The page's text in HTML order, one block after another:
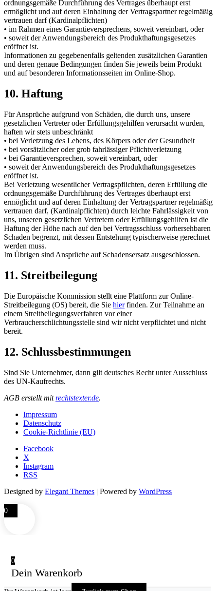
ordnungsgemäße Durchführung des Vertrages überhaupt erst
ermöglicht und auf deren Einhaltung der Vertragspartner regelmäßig
vertrauen darf (Kardinalpflichten)
• im Rahmen eines Garantieversprechens, soweit vereinbart, oder
• soweit der Anwendungsbereich des Produkthaftungsgesetzes
eröffnet ist.
Informationen zu gegebenenfalls geltenden zusätzlichen Garantien
und deren genaue Bedingungen finden Sie jeweils beim Produkt
und auf besonderen Informationsseiten im Online-Shop.
10. Haftung
Für Ansprüche aufgrund von Schäden, die durch uns, unsere
gesetzlichen Vertreter oder Erfüllungsgehilfen verursacht wurden,
haften wir stets unbeschränkt
• bei Verletzung des Lebens, des Körpers oder der Gesundheit
• bei vorsätzlicher oder grob fahrlässiger Pflichtverletzung
• bei Garantieversprechen, soweit vereinbart, oder
• soweit der Anwendungsbereich des Produkthaftungsgesetzes
eröffnet ist.
Bei Verletzung wesentlicher Vertragspflichten, deren Erfüllung die
ordnungsgemäße Durchführung des Vertrages überhaupt erst
ermöglicht und auf deren Einhaltung der Vertragspartner regelmäßig
vertrauen darf, (Kardinalpflichten) durch leichte Fahrlässigkeit von
uns, unseren gesetzlichen Vertretern oder Erfüllungsgehilfen ist die
Haftung der Höhe nach auf den bei Vertragsschluss vorhersehbaren
Schaden begrenzt, mit dessen Entstehung typischerweise gerechnet
werden muss.
Im Übrigen sind Ansprüche auf Schadensersatz ausgeschlossen.
11. Streitbeilegung
Die Europäische Kommission stellt eine Plattform zur Online-
Streitbeilegung (OS) bereit, die Sie hierfinden. Zur Teilnahme an
einem Streitbeilegungsverfahren vor einer
Verbraucherschlichtungsstelle sind wir nicht verpflichtet und nicht
bereit.
12. Schlussbestimmungen
Sind Sie Unternehmer, dann gilt deutsches Recht unter Ausschluss
des UN-Kaufrechts.
AGB erstellt mitrechtstexter.de.
Impressum
Datenschutz
Cookie-Richtlinie (EU)
Facebook
X
Instagram
RSS
Designed by Elegant Themes | Powered by WordPress
0
0
Dein Warenkorb